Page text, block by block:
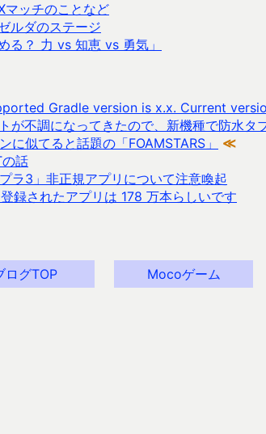
マッチのことなど
ルダのステージ
る？ 力 vs 知恵 vs 勇気」
Gradle version is x.x. Current
が不調になってきたので、新機種で防水タ
に似てると話題の「FOAMSTARS」 ≪
話
ラ3」非正規アプリについて注意喚起
録されたアプリは 178 万本らしいです
ログTOP Mocoゲーム